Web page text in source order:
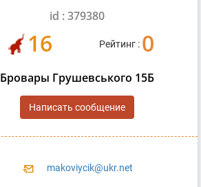
id : 379380
16 Рейтинг : 0
Бровары Грушевського 15Б
Написать сообщение
makoviycik@ukr.net